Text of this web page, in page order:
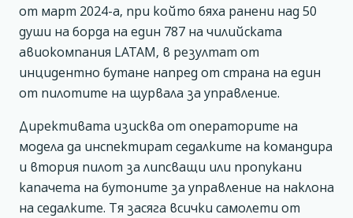
от март 2024-а, при който бяха ранени над 50
души на борда на един 787 на чилийската
авиокомпания LATAM, в резултат от
инцидентно бутане напред от страна на един
от пилотите на щурвала за управление.
Директивата изисква от операторите на
модела да инспектират седалките на командира
и втория пилот за липсващи или пропукани
капачета на бутоните за управление на наклона
на седалките. Тя засяга всички самолети от